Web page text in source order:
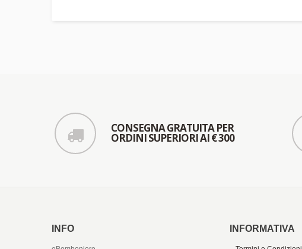
CONSEGNA GRATUITA PER
ORDINI SUPERIORI AI € 300
INFO INFORMATIVA